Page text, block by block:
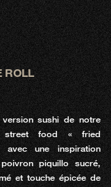
ROLL
version sushi de notre
street food « fried
avec une inspiration
piquillo sucré,
et touche épicée de